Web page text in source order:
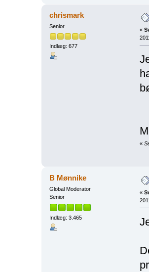
chrismark
Senior
Indlæg: 677
«
«
B Mønnike
Global Moderator
Senior
Indlæg: 3.465
«